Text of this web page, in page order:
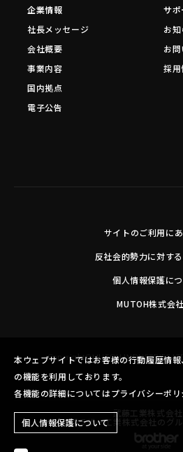
企業情報
社長メッセージ
会社概要
事業内容
国内拠点
電子公告
サ
お
お
採
サイトのご利用に
反社会的勢力に対す
個人情報保護に
MUTOH株式会社
Copyright©MUTOH INDUSTRIES
本ウェブサイトではお客様の行動履歴情
の機能を利用しております。
各機能の詳細についてはプライバシーポリ
個人情報保護について
武藤工業株式会社
ブラザー工業株式会社のグル